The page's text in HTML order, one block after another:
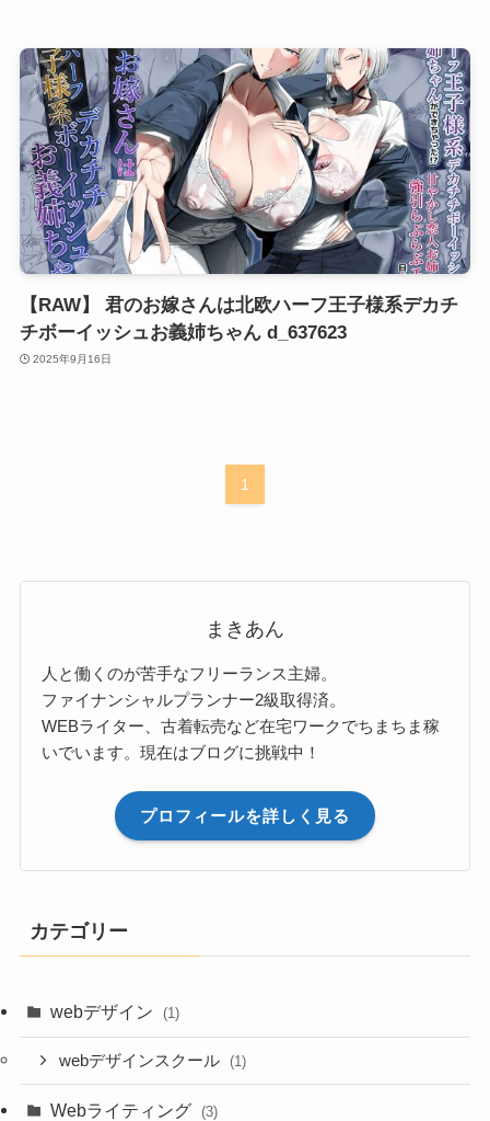
【RAW】 君のお嫁さんは北欧ハーフ王子様系デカチ
チボーイッシュお義姉ちゃん d_637623
2025年9月16日
1
まきあん
人と働くのが苦手なフリーランス主婦。
ファイナンシャルプランナー2級取得済。
WEBライター、古着転売など在宅ワークでちまちま稼
いでいます。現在はブログに挑戦中！
プロフィールを詳しく見る
カテゴリー
webデザイン (1)
webデザインスクール (1)
Webライティング (3)